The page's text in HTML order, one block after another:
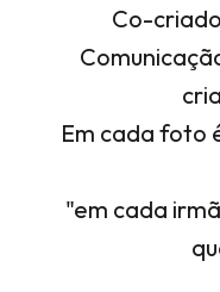
Co-
Em cada foto
"em cada